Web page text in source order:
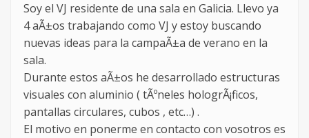
Soy el VJ residente de una sala en Galicia. Llevo ya
4 aÃ±os trabajando como VJ y estoy buscando
nuevas ideas para la campaÃ±a de verano en la
sala.
Durante estos aÃ±os he desarrollado estructuras
visuales con aluminio ( tÃºneles hologrÃ¡ficos,
pantallas circulares, cubos , etc…) .
El motivo en ponerme en contacto con vosotros es